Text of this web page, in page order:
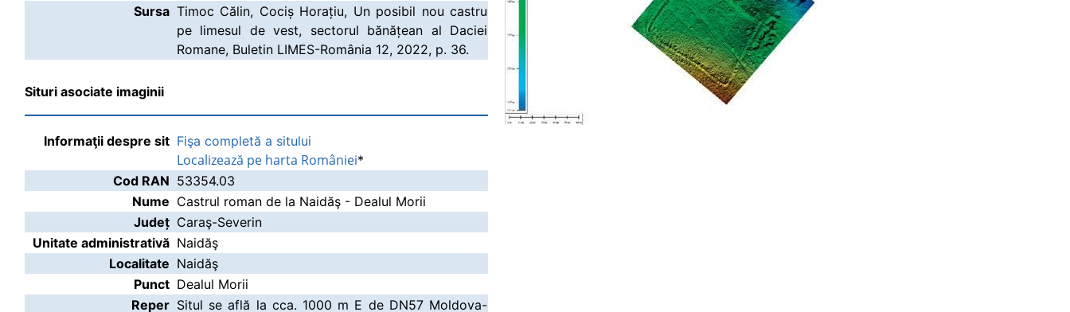
Sursa Timoc Călin, Cociș Horațiu, Un posibil nou castru
pe limesul de vest, sectorul bănățean al Daciei
Romane, Buletin LIMES-România 12, 2022, p. 36.
Situri asociate imaginii
Informaţii despre sit Fişa completă a sitului
Localizează pe harta României*
Cod RAN 53354.03
Nume Castrul roman de la Naidăş - Dealul Morii
Județ Caraş-Severin
Unitate administrativă Naidăş
Localitate Naidăş
Punct Dealul Morii
Reper Situl se află la cca. 1000 m E de DN57 Moldova-